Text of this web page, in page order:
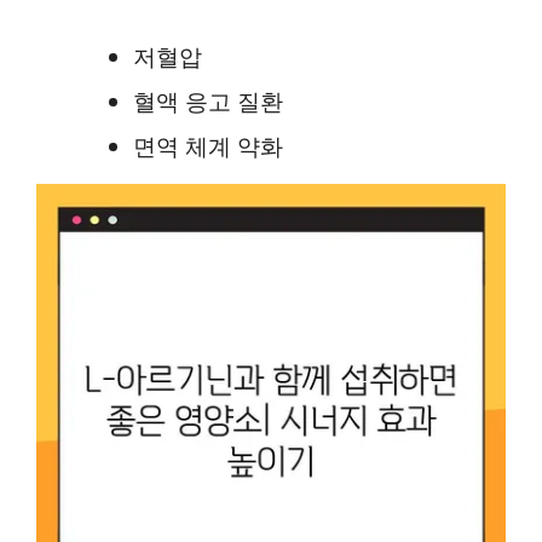
저혈압
혈액 응고 질환
면역 체계 약화